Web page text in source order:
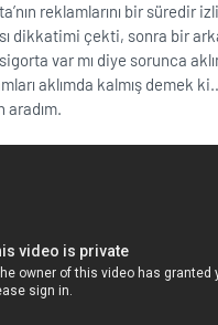
reklamlarını bir süredir
dikkatimi çekti, sonra bir
var mı diye sorunca
aklımda kalmış demek